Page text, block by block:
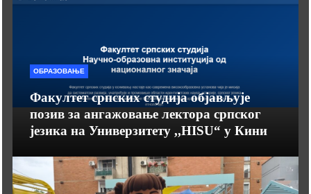
ОБРАЗОВАЊЕ
Факултет српских студија објављује
позив за ангажовање лектора српског
језика на Универзитету ,,HISU“ у Кини